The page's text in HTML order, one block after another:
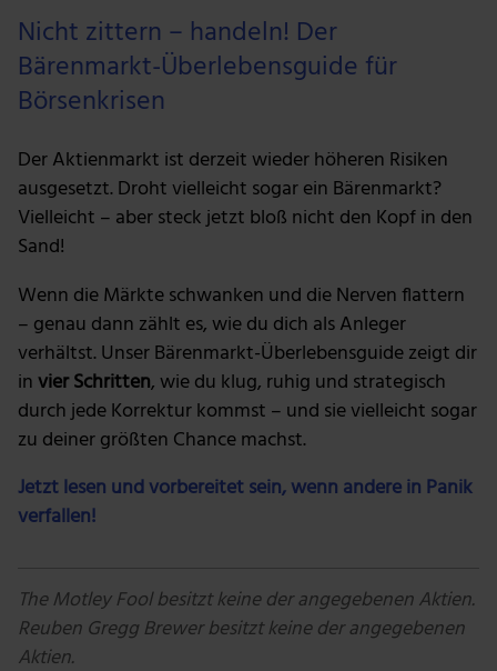
Nicht zittern – handeln! Der
Bärenmarkt-Überlebensguide für
Börsenkrisen
Der Aktienmarkt ist derzeit wieder höheren Risiken
ausgesetzt. Droht vielleicht sogar ein Bärenmarkt?
Vielleicht – aber steck jetzt bloß nicht den Kopf in den
Sand!
Wenn die Märkte schwanken und die Nerven flattern
– genau dann zählt es, wie du dich als Anleger
verhältst. Unser Bärenmarkt-Überlebensguide zeigt dir
invier Schritten, wie du klug, ruhig und strategisch
durch jede Korrektur kommst – und sie vielleicht sogar
zu deiner größten Chance machst.
Jetzt lesen und vorbereitet sein, wenn andere in Panik
verfallen!
The Motley Fool besitzt keine der angegebenen Aktien.
Reuben Gregg Brewer besitzt keine der angegebenen
Aktien.